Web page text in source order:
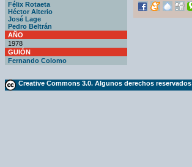
Félix Rotaeta
Héctor Alterio
José Lage
Pedro Beltrán
AÑO
1978
GUIÓN
Fernando Colomo
Creative Commons 3.0. Algunos derechos reservados